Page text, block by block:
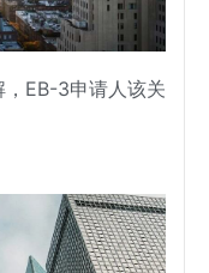
EB-3申请人该关